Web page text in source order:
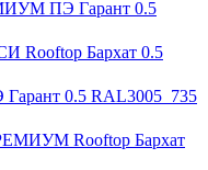
ПЭ Гарант 0.5
Rooftop Бархат 0.5
0.5 RAL3005 735
Rooftop Бархат